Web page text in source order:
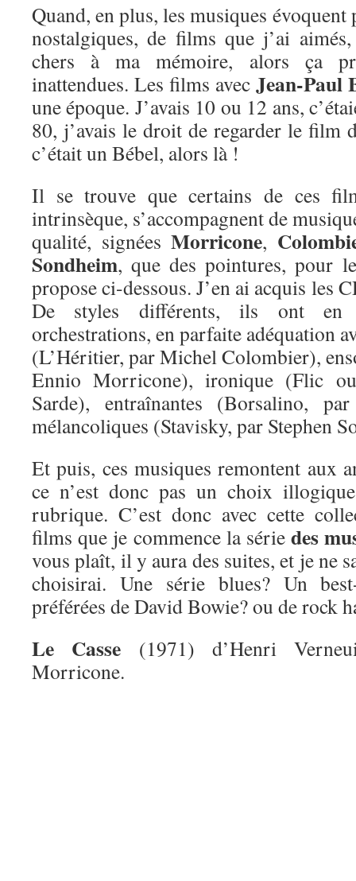
Quand, en plus, les musiques
nostalgiques, de films que j’ai
chers à ma mémoire, alors ça
inattendues. Les films avec Jean-Paul
une époque. J’avais 10 ou 12 ans,
80, j’avais le droit de regarder le film
c’était un Bébel, alors là !
Il se trouve que certains de ces
intrinsèque, s’accompagnent de
qualité, signées Morricone,
Sondheim, que des pointures, pour
propose ci-dessous. J’en ai acquis les
De styles différents, ils ont en
orchestrations, en parfaite adéquation
(L’Héritier, par Michel Colombier),
Ennio Morricone), ironique (Flic
Sarde), entraînantes (Borsalino,
mélancoliques (Stavisky, par Stephen
Et puis, ces musiques remontent aux
ce n’est donc pas un choix
rubrique. C’est donc avec cette
films que je commence la série des
vous plaît, il y aura des suites, et je ne
choisirai. Une série blues? Un
préférées de David Bowie? ou de rock
Le Casse (1971) d’Henri
Morricone.